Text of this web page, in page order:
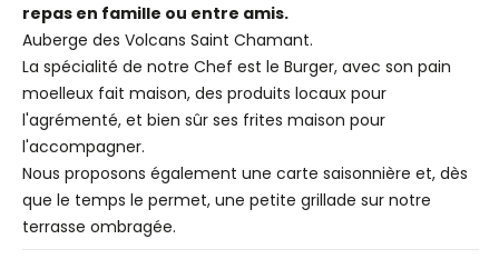
repas en famille ou entre amis.
Auberge des Volcans Saint Chamant.
La spécialité de notre Chef est le Burger, avec son pain
moelleux fait maison, des produits locaux pour
l'agrémenté, et bien sûr ses frites maison pour
l'accompagner.
Nous proposons également une carte saisonnière et, dès
que le temps le permet, une petite grillade sur notre
terrasse ombragée.